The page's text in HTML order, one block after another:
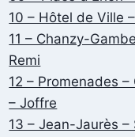
10 – Hôtel de Ville
11 – Chanzy-
Remi
12 – Promenades
– Joffre
13 – Jean-Jaurès